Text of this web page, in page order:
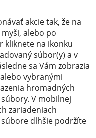
akcie tak, že na
alebo po
kliknete na ikonku
súbor(y) a v
sa Vám zobrazia
vybranými
hromadných
V mobilnej
zariadeniach
dlhšie podržíte